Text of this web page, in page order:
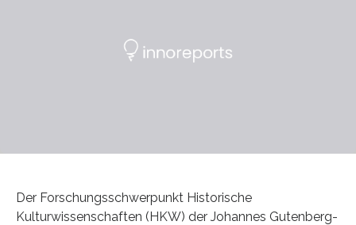
Der Forschungsschwerpunkt Historische
Kulturwissenschaften (HKW) der Johannes Gutenberg-